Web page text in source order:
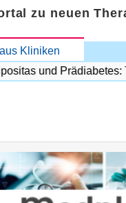
zu neuen
Kliniken
und Prädiabetes: